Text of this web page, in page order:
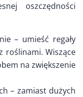
oszczędności
– umieść regały
roślinami. Wiszące
na zwiększenie
– zamiast dużych